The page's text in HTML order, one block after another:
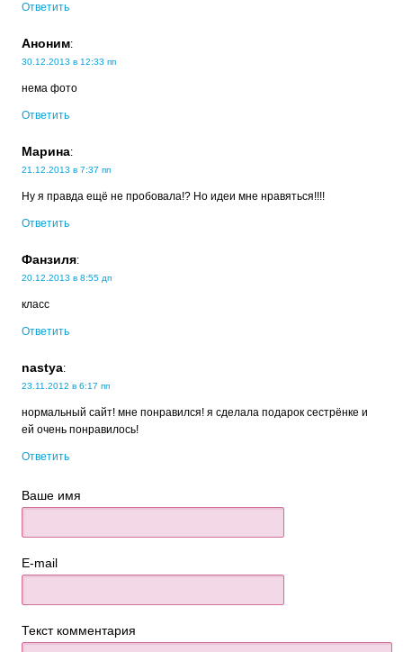
Ответить
Аноним:
30.12.2013 в 12:33 пп
нема фото
Ответить
Марина:
21.12.2013 в 7:37 пп
Ну я правда ещё не пробовала!? Но идеи мне нравяться!!!!
Ответить
Фанзиля:
20.12.2013 в 8:55 дп
класс
Ответить
nastya:
23.11.2012 в 6:17 пп
нормальный сайт! мне понравился! я сделала подарок сестрёнке и
ей очень понравилось!
Ответить
Ваше имя
E-mail
Текст комментария